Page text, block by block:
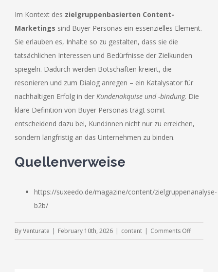
Im Kontext des zielgruppenbasierten Content-
Marketings sind Buyer Personas ein essenzielles Element.
Sie erlauben es, Inhalte so zu gestalten, dass sie die
tatsächlichen Interessen und Bedürfnisse der Zielkunden
spiegeln. Dadurch werden Botschaften kreiert, die
resonieren und zum Dialog anregen – ein Katalysator für
nachhaltigen Erfolg in der Kundenakquise und -bindung. Die
klare Definition von Buyer Personas trägt somit
entscheidend dazu bei, Kund:innen nicht nur zu erreichen,
sondern langfristig an das Unternehmen zu binden.
Quellenverweise
https://suxeedo.de/magazine/content/zielgruppenanalyse-
b2b/
ByVenturate | February 10th, 2026 | content | Comments Offon